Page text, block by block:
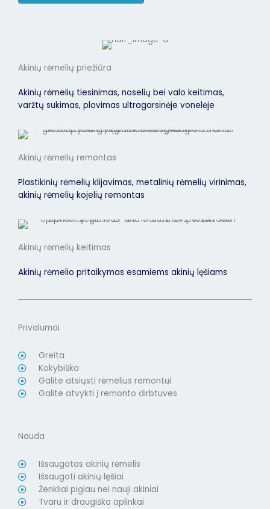
Akinių rėmelių priežiūra
Akinių rėmelių tiesinimas, noselių bei valo keitimas,
varžtų sukimas, plovimas ultragarsinėje vonelėje
Akinių rėmelių remontas
Plastikinių rėmelių klijavimas, metalinių rėmelių virinimas,
akinių rėmelių kojelių remontas
Akinių rėmelių keitimas
Akinių rėmelio pritaikymas esamiems akinių lęšiams
Privalumai
Greita
Kokybiška
Galite atsiųsti rėmelius remontui
Galite atvykti į remonto dirbtuves
Nauda
Išsaugotas akinių rėmelis
Išsaugoti akinių lęšiai
Ženkliai pigiau nei nauji akiniai
Tvaru ir draugiška aplinkai